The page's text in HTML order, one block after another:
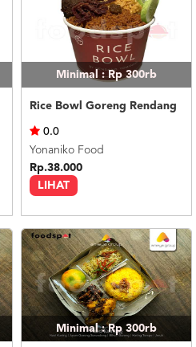
Minimal : Rp 300rb
Rice Bowl Goreng Rendang
LIHAT
0.0
Yonaniko Food
Rp.38.000
Minimal : Rp 300rb